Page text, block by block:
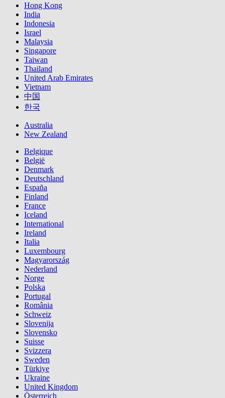
Hong Kong
India
Indonesia
Israel
Malaysia
Singapore
Taiwan
Thailand
United Arab Emirates
Vietnam
中国
한국
Australia
New Zealand
Belgique
België
Denmark
Deutschland
España
Finland
France
Iceland
International
Ireland
Italia
Luxembourg
Magyarország
Nederland
Norge
Polska
Portugal
România
Schweiz
Slovenija
Slovensko
Suisse
Svizzera
Sweden
Türkiye
Ukraine
United Kingdom
Österreich